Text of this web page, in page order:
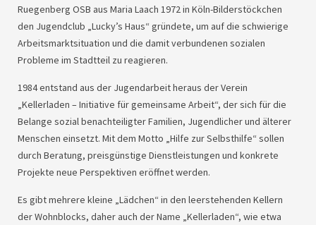
Ruegenberg OSB aus Maria Laach 1972 in Köln-Bilderstöckchen
den Jugendclub „Lucky’s Haus“ gründete, um auf die schwierige
Arbeitsmarktsituation und die damit verbundenen sozialen
Probleme im Stadtteil zu reagieren.
1984 entstand aus der Jugendarbeit heraus der Verein
„Kellerladen – Initiative für gemeinsame Arbeit“, der sich für die
Belange sozial benachteiligter Familien, Jugendlicher und älterer
Menschen einsetzt. Mit dem Motto „Hilfe zur Selbsthilfe“ sollen
durch Beratung, preisgünstige Dienstleistungen und konkrete
Projekte neue Perspektiven eröffnet werden.
Es gibt mehrere kleine „Lädchen“ in den leerstehenden Kellern
der Wohnblocks, daher auch der Name „Kellerladen“, wie etwa